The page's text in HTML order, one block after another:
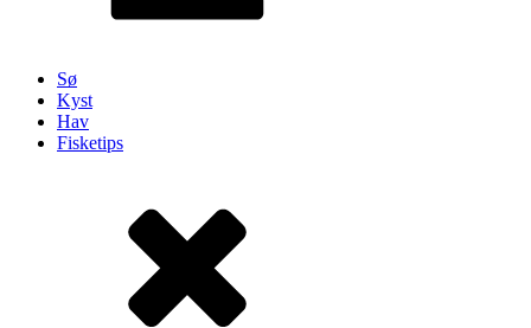
Sø
Kyst
Hav
Fisketips